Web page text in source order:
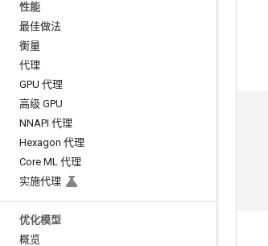
性能
最佳做法
衡量
代理
GPU 代理
高级 GPU
NNAPI 代理
Hexagon 代理
Core ML 代理
实施代理
优化模型
概览